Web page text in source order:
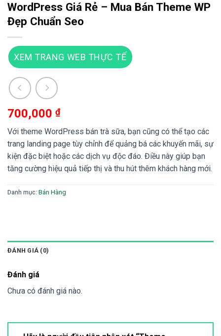
WordPress Giá Rẻ – Mua Bán Theme WP
Đẹp Chuẩn Seo
XEM TRANG WEB THỰC TẾ
700,000 ₫
Với theme WordPress bán trà sữa, bạn cũng có thể tạo các
trang landing page tùy chỉnh để quảng bá các khuyến mãi, sự
kiện đặc biệt hoặc các dịch vụ độc đáo. Điều này giúp bạn
tăng cường hiệu quả tiếp thị và thu hút thêm khách hàng mới.
Danh mục: Bán Hàng
ĐÁNH GIÁ (0)
Đánh giá
Chưa có đánh giá nào.